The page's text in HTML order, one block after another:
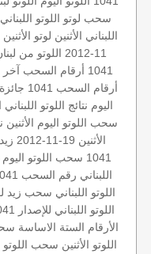
سحب لوتو اللوتو
اللبناني الأثنين لوتو الأثنين 19-11-2012
11-2012
اللوتو من
1041 أرقام السحب
أرقام السحب 1041
اليوم نتائج اللوتو اللبناني
سحب اللوتو اليوم الأثنين
الأثنين 19-11-2012
زيد 1041
1041 سحب اللوتو اليوم
اللبناني رقم السحب 1041
اللوتو اللبناني سحب زيد
اللوتو اللبناني للإصدار 1041
الأرقام الستة الاساسة
اللوتو الأثنين سحب اللوتو